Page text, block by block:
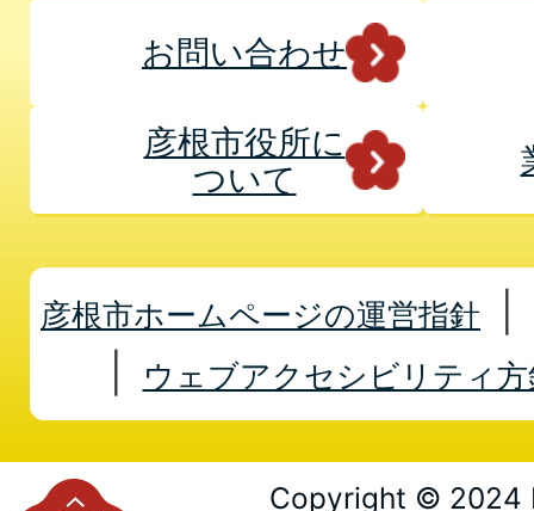
お問い合わせ
彦根市役所に
ついて
彦根市ホームページの運営指針
ウェブアクセシビリティ方
Copyright © 2024